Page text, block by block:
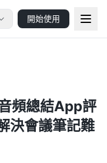
開始使用
頻總結App評
決會議筆記難